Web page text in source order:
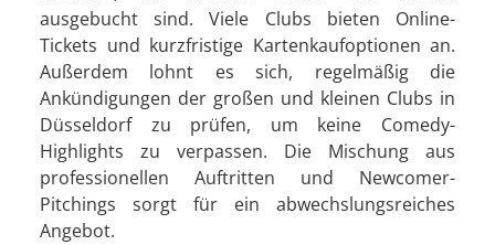
ausgebucht sind. Viele Clubs bieten Online-
Tickets und kurzfristige Kartenkaufoptionen an.
Außerdem lohnt es sich, regelmäßig die
Ankündigungen der großen und kleinen Clubs in
Düsseldorf zu prüfen, um keine Comedy-
Highlights zu verpassen. Die Mischung aus
professionellen Auftritten und Newcomer-
Pitchings sorgt für ein abwechslungsreiches
Angebot.